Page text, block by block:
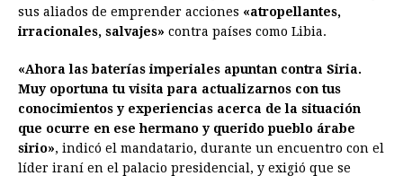
k
e
p
s
n
sus aliados de emprender acciones «atropellantes,
irracionales, salvajes» contra países como Libia.
«Ahora las baterías imperiales apuntan contra Siria.
Muy oportuna tu visita para actualizarnos con tus
conocimientos y experiencias acerca de la situación
que ocurre en ese hermano y querido pueblo árabe
sirio», indicó el mandatario, durante un encuentro con el
líder iraní en el palacio presidencial, y exigió que se